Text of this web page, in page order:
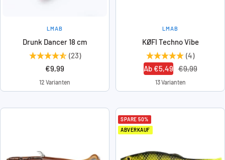
LMAB
Drunk Dancer 18 cm
(23)
Angebotspreis
€9,99
12 Varianten
LMAB
KØFI Techno Vibe
(4)
Angebotspreis
Ab €5,49 Regulärer
Preis
€9,99
13 Varianten
SPARE 50%
ABVERKAUF